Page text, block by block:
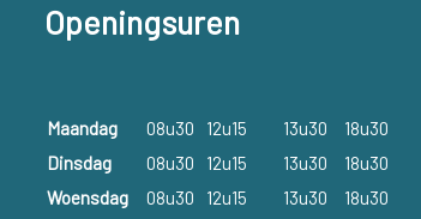
Openingsuren
Maandag 08u30 12u15 13u30
18u30
Dinsdag
08u30 12u15 13u30
18u30
Woensdag
08u30 12u15 13u30
18u30